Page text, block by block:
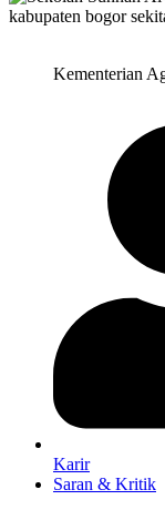
Kementerian
Karir
Saran & Kritik